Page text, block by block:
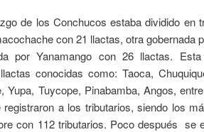
de los Conchucos estaba dividido en
con 21 llactas, otra gobernada
por Yanamango con 26 llactas.
conocidas como: Taoca,
Yupa, Tuycope, Pinabamba, Angos,
a los tributarios, siendo los
con 112 tributarios. Poco después se